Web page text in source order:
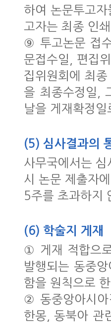
하여 논문투고
고자는 최종 인
⑨ 투고논문 접
문접수일, 편집
집위원회에 최
을 최종수정일,
날을 게재확정일
(5) 심사결과의
사무국에서는
시 논문 제출자
5주를 초과하지
(6) 학술지 게재
① 게재 적합으
발행되는 동중앙
함을 원칙으로
② 동중앙아시아
한몽, 동북아 관